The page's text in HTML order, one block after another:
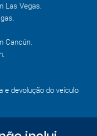
Las Vegas.
Cancún.
e devolução do veículo